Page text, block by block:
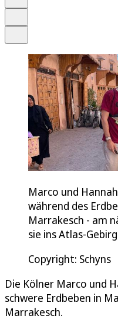
Marco und
während des
Marrakesch - am
sie ins Atlas-
Copyright: Schyns
Die Kölner Marco und
schwere Erdbeben in
Marrakesch.